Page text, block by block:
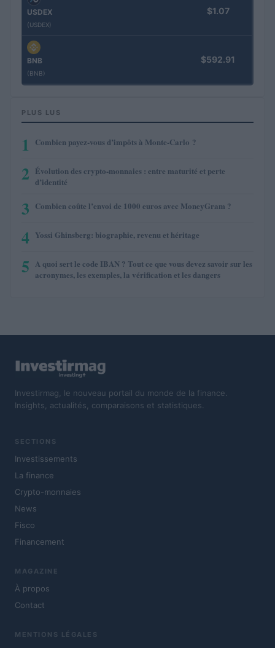
USDEX
(USDEX)
$1.07
BNB
(BNB)
$592.91
PLUS LUS
1 Combien payez-vous d’impôts à Monte-Carlo ?
2 Évolution des crypto-monnaies : entre maturité et perte
d’identité
3 Combien coûte l’envoi de 1000 euros avec MoneyGram ?
4 Yossi Ghinsberg: biographie, revenu et héritage
5 A quoi sert le code IBAN ? Tout ce que vous devez savoir sur les
acronymes, les exemples, la vérification et les dangers
Investirmag, le nouveau portail du monde de la finance.
Insights, actualités, comparaisons et statistiques.
SECTIONS
Investissements
La finance
Crypto-monnaies
News
Fisco
Financement
MAGAZINE
À propos
Contact
MENTIONS LÉGALES